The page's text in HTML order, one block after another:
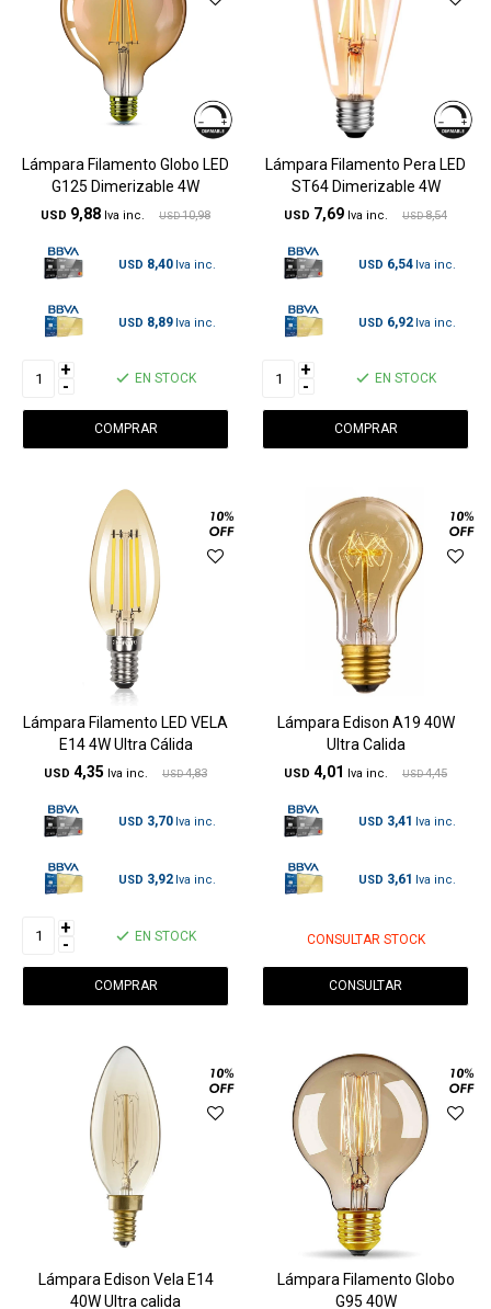
Lámpara Filamento Globo LED
G125 Dimerizable 4W
USD 9,88 USD 10,98
USD 8,40
USD 8,89
+
- EN STOCK
Lámpara Filamento Pera LED
ST64 Dimerizable 4W
USD 7,69 USD 8,54
USD 6,54
USD 6,92
+
- EN STOCK
Lámpara Filamento LED VELA
E14 4W Ultra Cálida
USD 4,35 USD 4,83
USD 3,70
USD 3,92
+
- EN STOCK
Lámpara Edison A19 40W
Ultra Calida
USD 4,01 USD 4,45
USD 3,41
USD 3,61
CONSULTAR STOCK
CONSULTAR
Lámpara Edison Vela E14
40W Ultra calida
Lámpara Filamento Globo
G95 40W